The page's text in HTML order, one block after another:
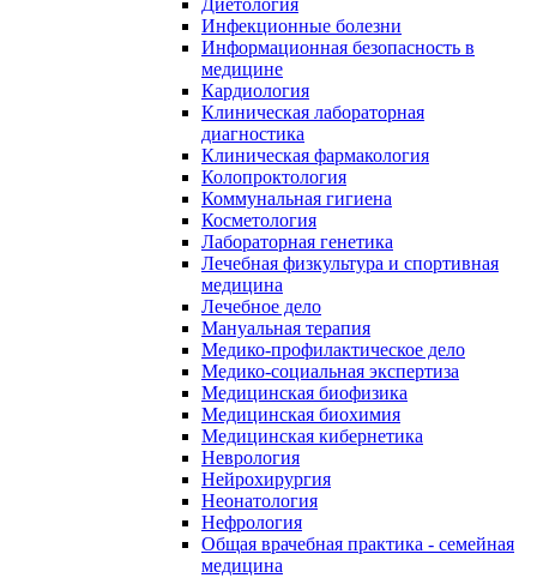
Диетология
Инфекционные болезни
Информационная безопасность в
медицине
Кардиология
Клиническая лабораторная
диагностика
Клиническая фармакология
Колопроктология
Коммунальная гигиена
Косметология
Лабораторная генетика
Лечебная физкультура и спортивная
медицина
Лечебное дело
Мануальная терапия
Медико-профилактическое дело
Медико-социальная экспертиза
Медицинская биофизика
Медицинская биохимия
Медицинская кибернетика
Неврология
Нейрохирургия
Неонатология
Нефрология
Общая врачебная практика - семейная
медицина